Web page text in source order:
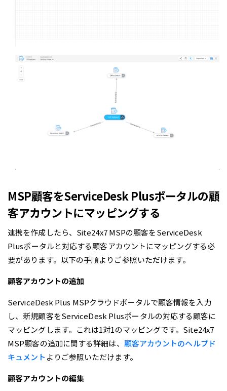
MSP顧客をServiceDesk Plusポータルの顧
客アカウントにマッピングする
連携を作成したら、Site24x7 MSPの顧客をServiceDesk
Plusポータルと対応する顧客アカウントにマッピングする必
要があります。以下の手順よりご参照いただけます。
顧客アカウントの追加
ServiceDesk Plus MSPクラウドポータルで顧客情報を入力
し、新規顧客をServiceDesk Plusポータルの対応する顧客に
マッピングします。これは1対1のマッピングです。Site24x7
MSP顧客の追加に関する詳細は、 顧客アカウントのヘルプド
キュメント よりご参照いただけます。
顧客アカウントの編集